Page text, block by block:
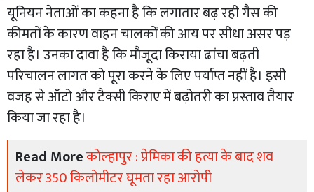
यूनियन नेताओं का कहना है कि लगातार बढ़ रही गैस की
कीमतों के कारण वाहन चालकों की आय पर सीधा असर पड़
रहा है। उनका दावा है कि मौजूदा किराया ढांचा बढ़ती
परिचालन लागत को पूरा करने के लिए पर्याप्त नहीं है। इसी
वजह से ऑटो और टैक्सी किराए में बढ़ोतरी का प्रस्ताव तैयार
किया जा रहा है।
Read Moreकोल्हापुर : प्रेमिका की हत्या के बाद शव
लेकर 350 किलोमीटर घूमता रहा आरोपी